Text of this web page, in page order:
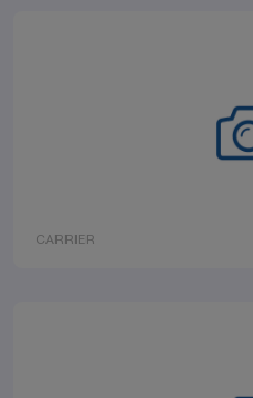
CARRIER